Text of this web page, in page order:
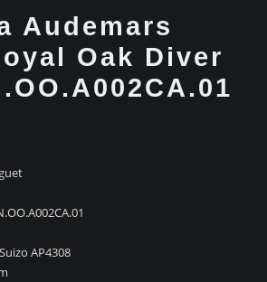
Audemars
Oak Diver
AP4308